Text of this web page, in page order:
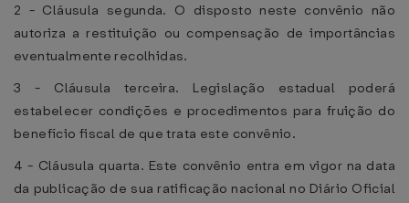
2 - Cláusula segunda. O disposto neste convênio não
autoriza a restituição ou compensação de importâncias
eventualmente recolhidas.
3 - Cláusula terceira. Legislação estadual poderá
estabelecer condições e procedimentos para fruição do
benefício fiscal de que trata este convênio.
4 - Cláusula quarta. Este convênio entra em vigor na data
da publicação de sua ratificação nacional no Diário Oficial